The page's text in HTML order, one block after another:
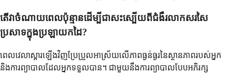
តើវាចំណាយពេលប៉ុន្មានដើម្បីជាសះស្បើយពីជំងឺរលាកសរសៃ
ប្រសាទក្នុងប្រឡាយកដៃ?
ពេលវេលាស្តារឡើងវិញប្រែប្រួលអាស្រ័យលើភាពធ្ងន់ធ្ងរនៃស្ថានភាពរបស់អ្នក
និងការព្យាបាលដែលអ្នកទទួលបាន។ ជាមួយនឹងការព្យាបាលបែបអភិរក្ស